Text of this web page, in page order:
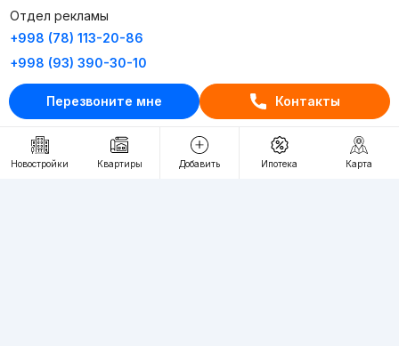
Перезвоните мне Контакты
Новостройки Квартиры Добавить Ипотека Карта
Отдел рекламы
+998 (78) 113-20-86
+998 (93) 390-30-10
Пн-Пт. С 9:30 до 18:00
RU UZ